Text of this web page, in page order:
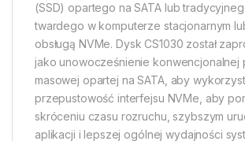
(SSD) opartego na SATA lub
twardego w komputerze stacjonarnym
obsługą NVMe. Dysk CS1030 został
jako unowocześnienie konwencjonalnej
masowej opartej na SATA, aby
przepustowość interfejsu NVMe, aby
skróceniu czasu rozruchu, szybszym
aplikacji i lepszej ogólnej wydajności